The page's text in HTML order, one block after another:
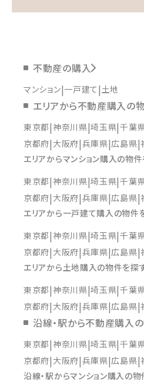
不動産の購入
マンション 一戸建て 土地
エリアから不動産購入の
東京都 神奈川県 埼玉県 千葉
京都府 大阪府 兵庫県 広島県
エリアからマンション購入の物
東京都 神奈川県 埼玉県 千葉
京都府 大阪府 兵庫県 広島県
エリアから一戸建て購入の物件
東京都 神奈川県 埼玉県 千葉
京都府 大阪府 兵庫県 広島県
エリアから土地購入の物件を探
東京都 神奈川県 埼玉県 千葉
京都府 大阪府 兵庫県 広島県
沿線・駅から不動産購入
東京都 神奈川県 埼玉県 千葉
京都府 大阪府 兵庫県 広島県
沿線・駅からマンション購入の